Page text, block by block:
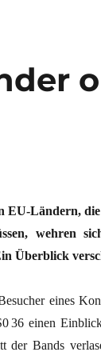
EU-Ländern,
wehren
Überblick
eines
36 einen
der Bands